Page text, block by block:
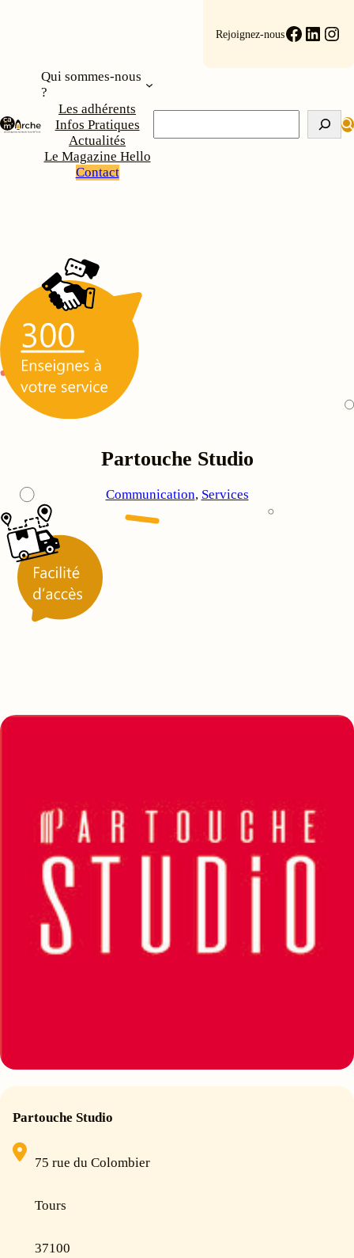
Rejoignez-nous
Qui sommes-nous
?
Les adhérents
Infos Pratiques
Actualités
Le Magazine Hello
Contact
Partouche Studio
Communication, Services
Partouche Studio
75 rue du Colombier
Tours
37100